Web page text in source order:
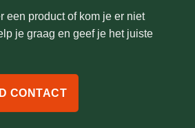
een product of kom je er niet
je graag en geef je het juiste
CONTACT